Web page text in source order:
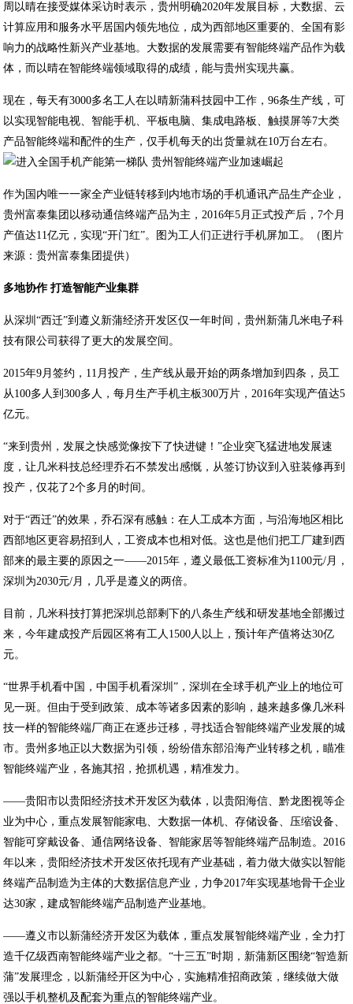
周以晴在接受媒体采访时表示，贵州明确2020年发展目标，大数据、云
计算应用和服务水平居国内领先地位，成为西部地区重要的、全国有影
响力的战略性新兴产业基地。大数据的发展需要有智能终端产品作为载
体，而以晴在智能终端领域取得的成绩，能与贵州实现共赢。
现在，每天有3000多名工人在以晴新蒲科技园中工作，96条生产线，可
以实现智能电视、智能手机、平板电脑、集成电路板、触摸屏等7大类
产品智能终端和配件的生产，仅手机每天的出货量就在10万台左右。
作为国内唯一一家全产业链转移到内地市场的手机通讯产品生产企业，
贵州富泰集团以移动通信终端产品为主，2016年5月正式投产后，7个月
产值达11亿元，实现“开门红”。图为工人们正进行手机屏加工。（图片
来源：贵州富泰集团提供）
多地协作 打造智能产业集群
从深圳“西迁”到遵义新蒲经济开发区仅一年时间，贵州新蒲几米电子科
技有限公司获得了更大的发展空间。
2015年9月签约，11月投产，生产线从最开始的两条增加到四条，员工
从100多人到300多人，每月生产手机主板300万片，2016年实现产值达5
亿元。
“来到贵州，发展之快感觉像按下了快进键！”企业突飞猛进地发展速
度，让几米科技总经理乔石不禁发出感慨，从签订协议到入驻装修再到
投产，仅花了2个多月的时间。
对于“西迁”的效果，乔石深有感触：在人工成本方面，与沿海地区相比
西部地区更容易招到人，工资成本也相对低。这也是他们把工厂建到西
部来的最主要的原因之一——2015年，遵义最低工资标准为1100元/月，
深圳为2030元/月，几乎是遵义的两倍。
目前，几米科技打算把深圳总部剩下的八条生产线和研发基地全部搬过
来，今年建成投产后园区将有工人1500人以上，预计年产值将达30亿
元。
“世界手机看中国，中国手机看深圳”，深圳在全球手机产业上的地位可
见一斑。但由于受到政策、成本等诸多因素的影响，越来越多像几米科
技一样的智能终端厂商正在逐步迁移，寻找适合智能终端产业发展的城
市。贵州多地正以大数据为引领，纷纷借东部沿海产业转移之机，瞄准
智能终端产业，各施其招，抢抓机遇，精准发力。
——贵阳市以贵阳经济技术开发区为载体，以贵阳海信、黔龙图视等企
业为中心，重点发展智能家电、大数据一体机、存储设备、压缩设备、
智能可穿戴设备、通信网络设备、智能家居等智能终端产品制造。2016
年以来，贵阳经济技术开发区依托现有产业基础，着力做大做实以智能
终端产品制造为主体的大数据信息产业，力争2017年实现基地骨干企业
达30家，建成智能终端产品制造产业基地。
——遵义市以新蒲经济开发区为载体，重点发展智能终端产业，全力打
造千亿级西南智能终端产业之都。“十三五”时期，新蒲新区围绕“智造新
蒲”发展理念，以新蒲经开区为中心，实施精准招商政策，继续做大做
强以手机整机及配套为重点的智能终端产业。